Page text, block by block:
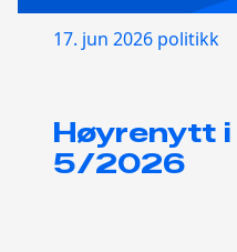
17. jun 2026 politikk
Høyrenytt i
5/2026